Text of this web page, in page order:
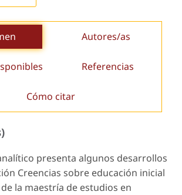
Autores/as
Referencias
Cómo citar
presenta algunos desarrollos
Creencias sobre educación inicial
la maestría de estudios en